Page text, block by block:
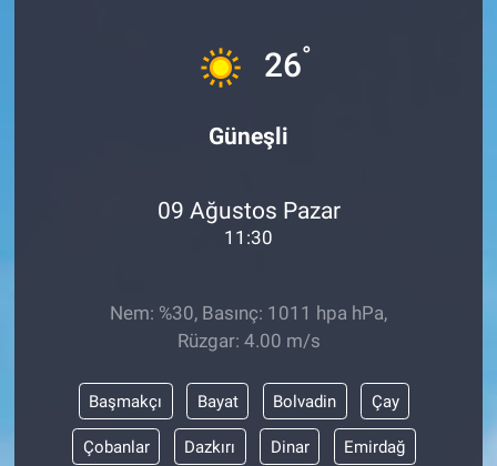
26°
Güneşli
09 Ağustos Pazar
11:30
Nem: %30, Basınç: 1011 hpa hPa,
Rüzgar: 4.00 m/s
Başmakçı Bayat Bolvadin Çay
Çobanlar Dazkırı Dinar Emirdağ